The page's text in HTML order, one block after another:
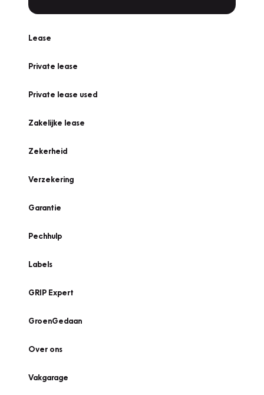
Lease
Private lease
Private lease used
Zakelijke lease
Zekerheid
Verzekering
Garantie
Pechhulp
Labels
GRIP Expert
GroenGedaan
Over ons
Vakgarage